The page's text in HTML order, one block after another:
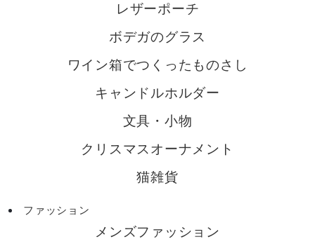
レザーポーチ
ボデガのグラス
ワイン箱でつくったものさし
キャンドルホルダー
文具・小物
クリスマスオーナメント
猫雑貨
ファッション
メンズファッション